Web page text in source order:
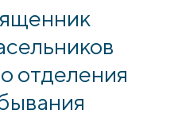
добра»
отделения